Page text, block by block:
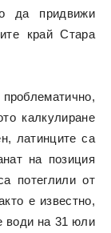
да придвижи
край Стара
калкулиране
латинците са
на позиция
потеглили от
е известно,
води на 31 юли